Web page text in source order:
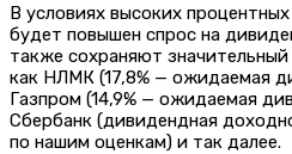
В условиях высоких
будет повышен спрос на
также сохраняют
как НЛМК (17,8% — ожидаемая
Газпром (14,9% — ожидаемая
Сбербанк (дивидендная
по нашим оценкам) и так далее.